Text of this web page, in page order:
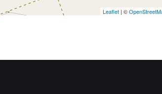
Leaflet| ©